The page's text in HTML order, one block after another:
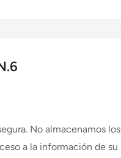
No almacenamos los
a la información de su